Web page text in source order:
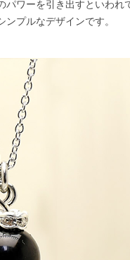
ワーを引き出すといわれ
プルなデザインです。